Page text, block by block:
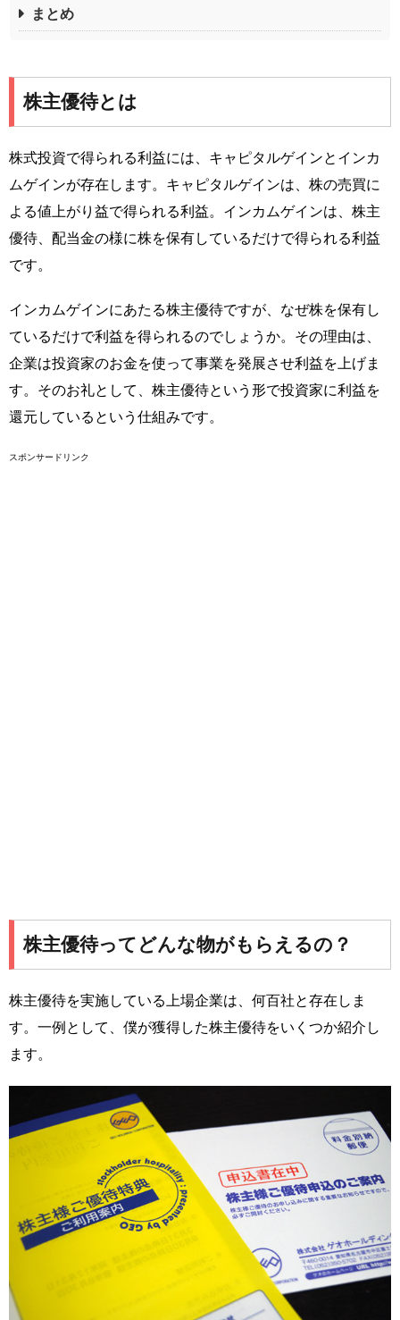
まとめ
株主優待とは
株式投資で得られる利益には、キャピタルゲインとインカ
ムゲインが存在します。キャピタルゲインは、株の売買に
よる値上がり益で得られる利益。インカムゲインは、株主
優待、配当金の様に株を保有しているだけで得られる利益
です。
インカムゲインにあたる株主優待ですが、なぜ株を保有し
ているだけで利益を得られるのでしょうか。その理由は、
企業は投資家のお金を使って事業を発展させ利益を上げま
す。そのお礼として、株主優待という形で投資家に利益を
還元しているという仕組みです。
スポンサードリンク
株主優待ってどんな物がもらえるの？
株主優待を実施している上場企業は、何百社と存在しま
す。一例として、僕が獲得した株主優待をいくつか紹介し
ます。